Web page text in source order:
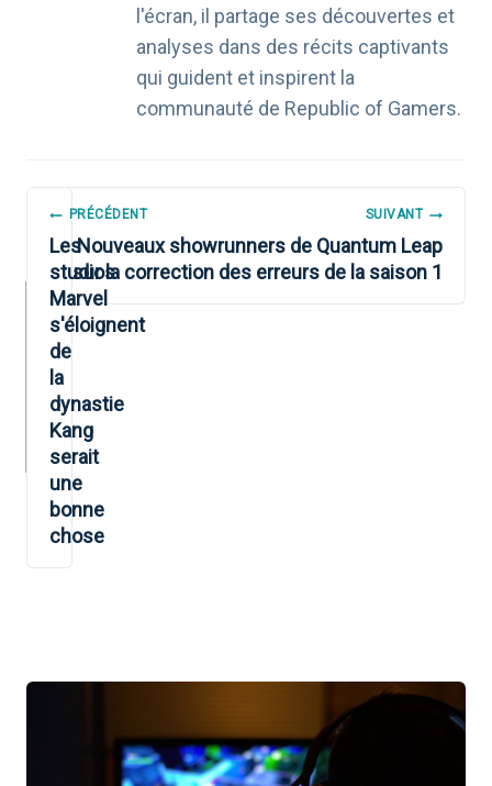
l'écran, il partage ses découvertes et
analyses dans des récits captivants
qui guident et inspirent la
communauté de Republic of Gamers.
NAVIGATION
DE
L’ARTICLE
PRÉCÉDENT
Les
studios
Marvel
s'éloignent
de
la
dynastie
Kang
serait
une
bonne
chose
SUIVANT
Nouveaux showrunners de Quantum Leap
sur la correction des erreurs de la saison 1